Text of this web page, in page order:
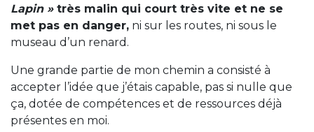
Lapin »très malin qui court très vite et ne se
met pas en danger, ni sur les routes, ni sous le
museau d’un renard.
Une grande partie de mon chemin a consisté à
accepter l’idée que j’étais capable, pas si nulle que
ça, dotée de compétences et de ressources déjà
présentes en moi.